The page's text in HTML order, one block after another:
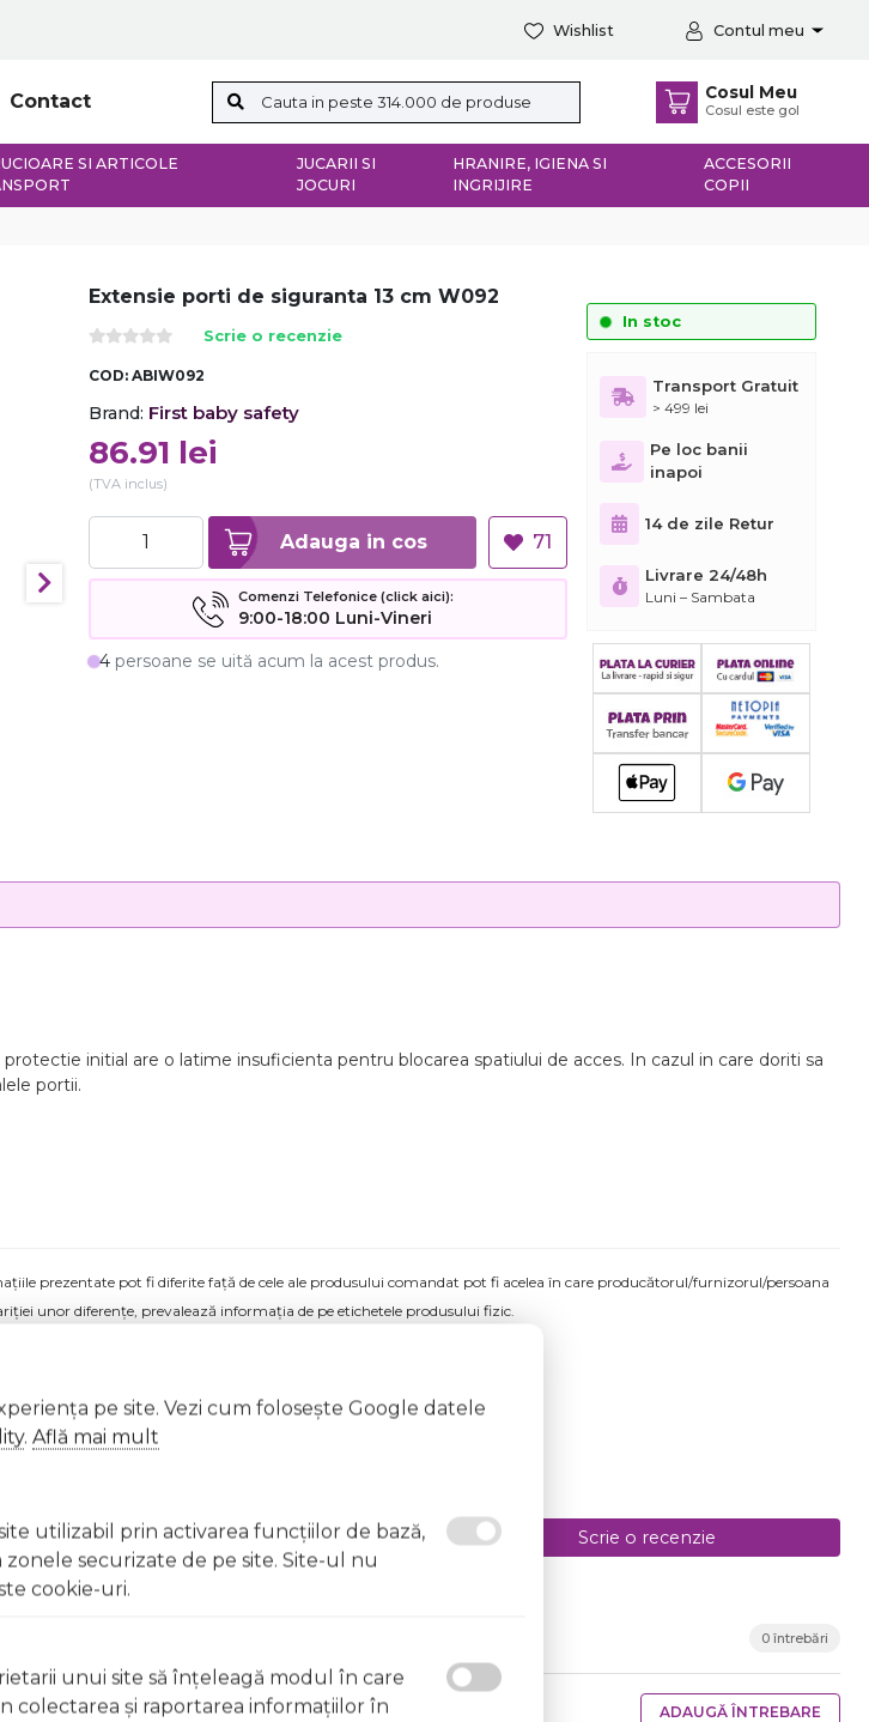
Wishlist Contul meu
Contact Cosul Meu
Cosul este gol
SI ARTICOLE
JUCARII SI
JOCURI
HRANIRE, IGIENA SI
INGRIJIRE
ACCESORII
COPII
Extensie porti de siguranta 13 cm W092
Scrie o recenzie
COD: ABIW092
Brand: First baby safety
86.91 lei
(TVA inclus)
Adauga in cos 71
Comenzi Telefonice (click aici):
9:00-18:00 Luni-Vineri
4 persoane se uită acum la acest produs.
In stoc
Transport Gratuit
> 499 lei
Pe loc banii
inapoi
14 de zile Retur
Livrare 24/48h
Luni – Sambata
initial are o latime insuficienta pentru blocarea spatiului de acces. In cazul in care doriti sa
portii.
prezentate pot fi diferite față de cele ale produsului comandat pot fi acelea în care producătorul/furnizorul/persoana
unor diferențe, prevalează informația de pe etichetele produsului fizic.
la data de 10.08.2026
Scrie o recenzie
0 întrebări
ADAUGĂ ÎNTREBARE
pe site. Vezi cum folosește Google datele
. Află mai mult
utilizabil prin activarea funcţiilor de bază,
securizate de pe site. Site-ul nu
cookie-uri.
unui site să înţeleagă modul în care
colectarea şi raportarea informaţiilor în